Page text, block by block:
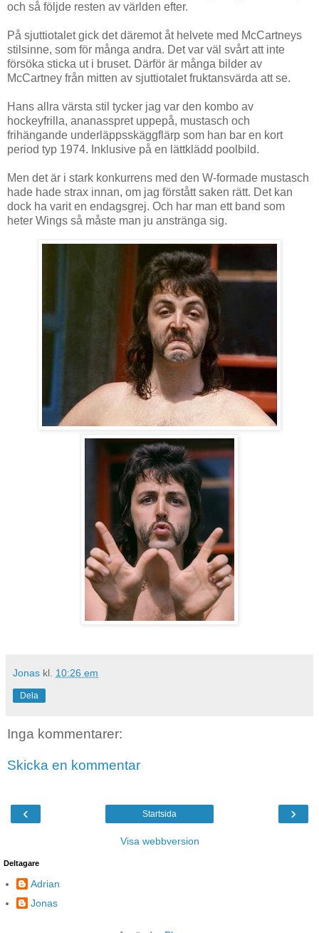
och så följde resten av världen efter.
På sjuttiotalet gick det däremot åt helvete med McCartneys
stilsinne, som för många andra. Det var väl svårt att inte
försöka sticka ut i bruset. Därför är många bilder av
McCartney från mitten av sjuttiotalet fruktansvärda att se.
Hans allra värsta stil tycker jag var den kombo av
hockeyfrilla, ananasspret uppepå, mustasch och
frihängande underläppsskäggflärp som han bar en kort
period typ 1974. Inklusive på en lättklädd poolbild.
Men det är i stark konkurrens med den W-formade mustasch
hade hade strax innan, om jag förstått saken rätt. Det kan
dock ha varit en endagsgrej. Och har man ett band som
heter Wings så måste man ju anstränga sig.
Jonas kl. 10:26 em
Dela
Inga kommentarer:
Skicka en kommentar
‹ ›
Startsida
Visa webbversion
Deltagare
Adrian
Jonas